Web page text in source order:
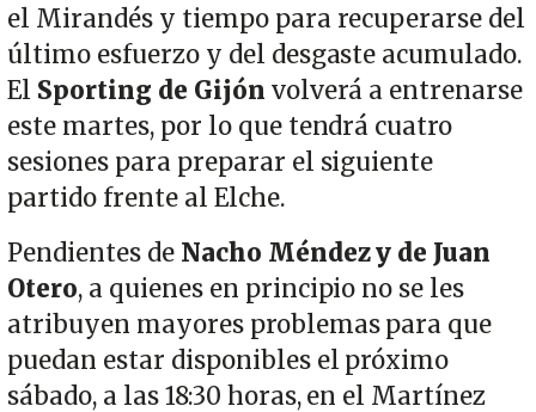
el Mirandés y tiempo para recuperarse del
último esfuerzo y del desgaste acumulado.
El Sporting de Gijón volverá a entrenarse
este martes, por lo que tendrá cuatro
sesiones para preparar el siguiente
partido frente al Elche.
Pendientes deNacho Méndez y de Juan
Otero, a quienes en principio no se les
atribuyen mayores problemas para que
puedan estar disponibles el próximo
sábado, a las 18:30 horas, en el Martínez